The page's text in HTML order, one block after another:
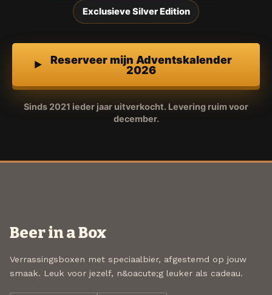
Exclusieve Silver Edition
Reserveer mijn Adventskalender
2026
Sinds 2021 ieder jaar uitverkocht. Levering ruim voor
december.
Beer in a Box
Verrassingsboxen met speciaalbier, afgestemd op jouw
smaak. Leuk voor jezelf, n&oacute;g leuker als cadeau.